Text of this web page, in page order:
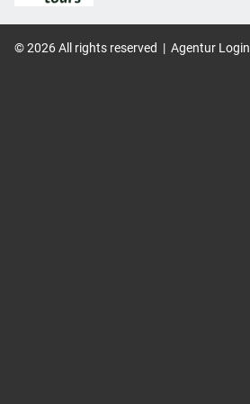
©2026All rights reserved | Agentur Login